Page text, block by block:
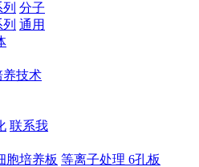
分子
通用
养技术
联系我
胞培养板 等离子处理 6孔板